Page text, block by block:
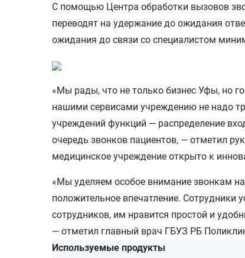
С помощью Центра обработки вызовов
переводят на удержание до ожидания
ожидания до связи со специалистом
«Мы рады, что не только бизнес Уфы, но
нашими сервисами учреждению не надо
учреждений функций — распределение
очередь звонков пациентов, — отметил
медицинское учреждение открыто к
«Мы уделяем особое внимание звонкам
положительное впечатление.
сотрудников, им нравится простой и
— отметил главный врач ГБУЗ РБ
Используемые продукты